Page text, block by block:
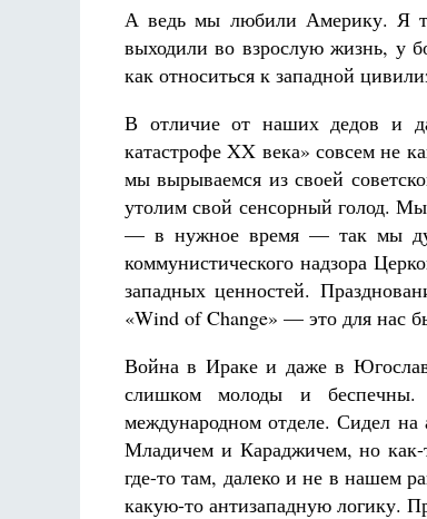
А ведь мы любили Америку. Я
выходили во взрослую жизнь, у
как относиться к западной
В отличие от наших дедов и
катастрофе XX века» совсем не
мы вырываемся из своей
утолим свой сенсорный голод.
— в нужное время — так мы
коммунистического надзора
западных ценностей.
«Wind of Change» — это для нас
Война в Ираке и даже в
слишком молоды и
международном отделе. Сидел на
Младичем и Караджичем, но как-
где-то там, далеко и не в нашем
какую-то антизападную логику.